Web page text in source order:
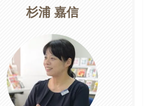
杉浦 嘉信